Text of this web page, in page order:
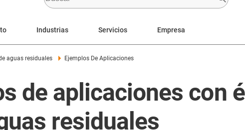
Industrias Servicios Empresa
aguas residuales Ejemplos De Aplicaciones
de aplicaciones con
residuales